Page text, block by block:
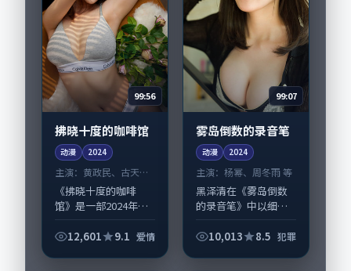
99:56
拂晓十度的咖啡馆
动漫 2024
主演： 黄政民、古天乐
等
《拂晓十度的咖啡
馆》是一部2024年前
漫，由曾国祥执导，
12,601 9.1 爱情
99:07
雾岛倒数的录音笔
动漫 2024
主演：杨幂、周冬雨 等
黑泽清在《雾岛倒数
的录音笔》中以细腻
力，杨幂、周冬雨领
10,013 8.5 犯罪